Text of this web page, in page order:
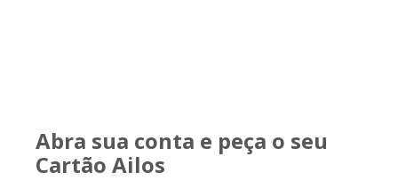
Abra sua conta e peça o seu
Cartão Ailos